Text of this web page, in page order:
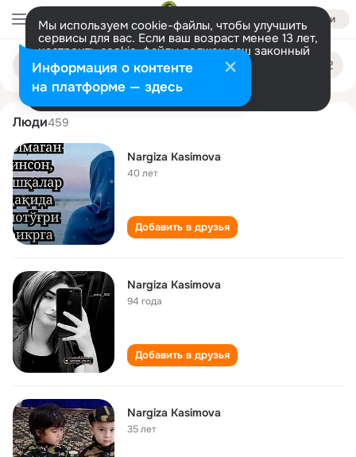
Войти
Мы используем cookie-файлы, чтобы улучшить
сервисы для вас. Если ваш возраст менее 13 лет,
настроить cookie-файлы должен ваш законный
представитель. Больше информации
Разрешить все Настроить
Поиск
людям
nargiza kasimova
Люди459
Nargiza Kasimova
40 лет
Добавить в друзья
Nargiza Kasimova
94 года
Добавить в друзья
Nargiza Kasimova
35 лет
Информация о контенте
на платформе — здесь